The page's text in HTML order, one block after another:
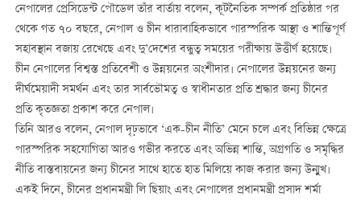
নেপালের প্রেসিডেন্ট পৌডেল তাঁর বার্তায় বলেন, কূটনৈতিক সম্পর্ক প্রতিষ্ঠার পর
থেকে গত ৭০ বছরে, নেপাল ও চীন ধারাবাহিকভাবে পারস্পরিক আস্থা ও শান্তিপূর্ণ
সহাবস্থান বজায় রেখেছে এবং দু’দেশের বন্ধুত্ব সময়ের পরীক্ষায় উত্তীর্ণ হয়েছে।
চীন নেপালের বিশ্বস্ত প্রতিবেশী ও উন্নয়নের অংশীদার। নেপালের উন্নয়নের জন্য
দীর্ঘমেয়াদী সমর্থন এবং তার সার্বভৌমত্ব ও স্বাধীনতার প্রতি শ্রদ্ধার জন্য চীনের
প্রতি কৃতজ্ঞতা প্রকাশ করে নেপাল।
তিনি আরও বলেন, নেপাল দৃঢ়ভাবে ‘এক-চীন নীতি’ মেনে চলে এবং বিভিন্ন ক্ষেত্রে
পারস্পরিক সহযোগিতা আরও গভীর করতে এবং অভিন্ন শান্তি, অগ্রগতি ও সমৃদ্ধির
নীতি বাস্তবায়নের জন্য চীনের সাথে হাতে হাত মিলিয়ে কাজ করার জন্য উন্মুখ।
একই দিনে, চীনের প্রধানমন্ত্রী লি ছিয়াং এবং নেপালের প্রধানমন্ত্রী প্রসাদ শর্মা